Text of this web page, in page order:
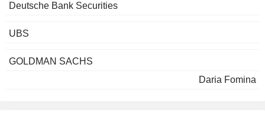
Deutsche Bank Securities
UBS
GOLDMAN SACHS
Daria Fomina